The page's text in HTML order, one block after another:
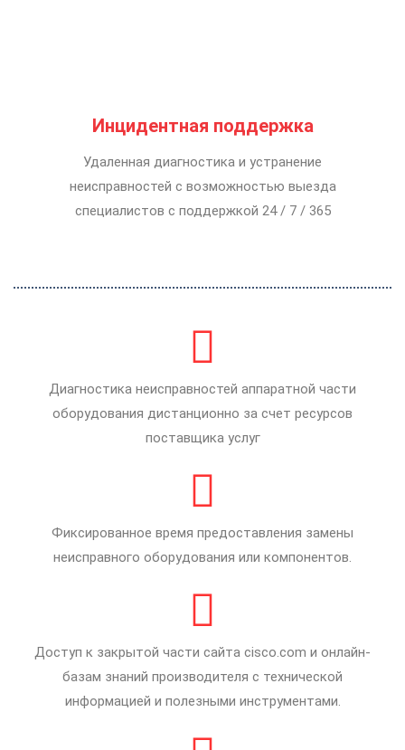
Инцидентная поддержка
Удаленная диагностика и устранение
неисправностей с возможностью выезда
специалистов с поддержкой 24 / 7 / 365
Диагностика неисправностей аппаратной части
оборудования дистанционно за счет ресурсов
поставщика услуг
Фиксированное время предоставления замены
неисправного оборудования или компонентов.
Доступ к закрытой части сайта cisco.com и онлайн-
базам знаний производителя с технической
информацией и полезными инструментами.